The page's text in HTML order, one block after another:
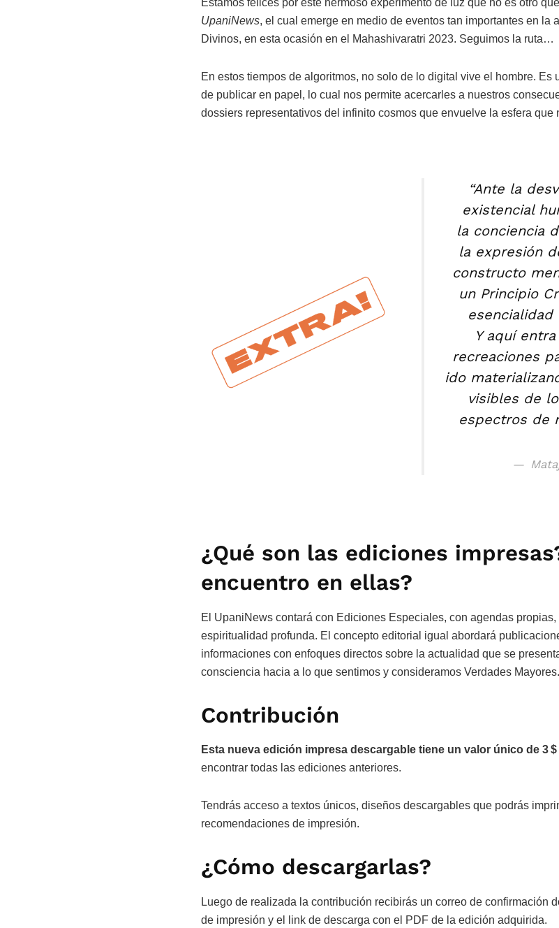
Estamos felices por este hermoso experimento de luz que no es otro
UpaniNews, el cual emerge en medio de eventos tan importantes en la
Divinos, en esta ocasión en el Mahashivaratri 2023. Seguimos la ruta…
En estos tiempos de algoritmos, no solo de lo digital vive el hombre. Es
de publicar en papel, lo cual nos permite acercarles a nuestros
dossiers representativos del infinito cosmos que envuelve la esfera que
“Ante la
existencial
la conciencia
la expresión
constructo
un Principio
Y aquí
recreaciones
ido
visibles de
espectros de
¿Qué son las ediciones
encuentro en ellas?
El UpaniNews contará con Ediciones Especiales, con agendas
espiritualidad profunda. El concepto editorial igual abordará
informaciones con enfoques directos sobre la actualidad que se
consciencia hacia a lo que sentimos y consideramos Verdades Mayores.
Contribución
Esta nueva edición impresa descargable tiene un valor único de 3 $
encontrar todas las ediciones anteriores.
Tendrás acceso a textos únicos, diseños descargables que podrás
recomendaciones de impresión.
¿Cómo descargarlas?
Luego de realizada la contribución recibirás un correo de confirmación
de impresión y el link de descarga con el PDF de la edición adquirida.